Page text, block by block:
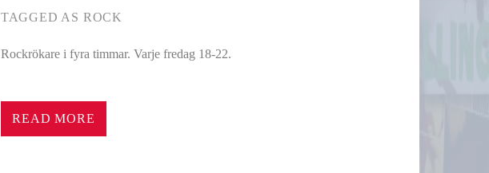
TAGGED AS ROCK
Rockrökare i fyra timmar. Varje fredag 18-22.
READ MORE